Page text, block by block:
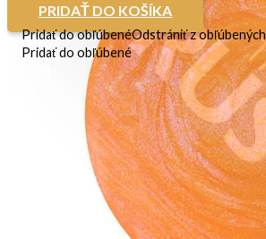
PRIDAŤ DO KOŠÍKA
Pridať do obľúbenéOdstrániť z obľúbených
Pridať do obľúbené
Farebný UV gél Iris